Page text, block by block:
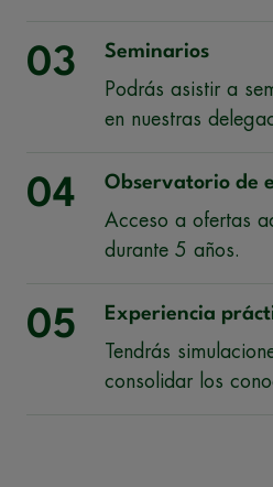
03
Seminarios
Podrás asistir a
en nuestras
04
Observatorio de
Acceso a ofertas
durante 5 años.
05
Experiencia
Tendrás
consolidar los